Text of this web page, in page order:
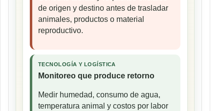
de origen y destino antes de trasladar
animales, productos o material
reproductivo.
TECNOLOGÍA Y LOGÍSTICA
Monitoreo que produce retorno
Medir humedad, consumo de agua,
temperatura animal y costos por labor